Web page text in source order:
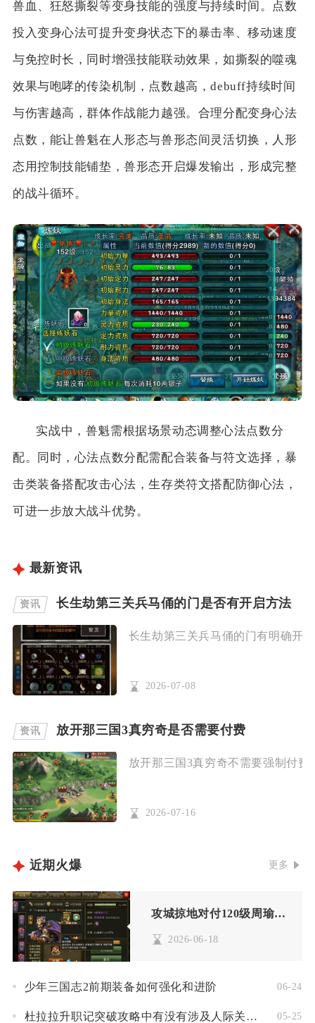
兽血、狂怒撕裂等变身技能的强度与持续时间。点数
投入变身心法可提升变身状态下的暴击率、移动速度
与免控时长，同时增强技能联动效果，如撕裂的噬魂
效果与咆哮的传染机制，点数越高，debuff持续时间
与伤害越高，群体作战能力越强。合理分配变身心法
点数，能让兽魁在人形态与兽形态间灵活切换，人形
态用控制技能铺垫，兽形态开启爆发输出，形成完整
的战斗循环。
实战中，兽魁需根据场景动态调整心法点数分
配。同时，心法点数分配需配合装备与符文选择，暴
击类装备搭配攻击心法，生存类符文搭配防御心法，
可进一步放大战斗优势。
最新资讯
资讯 长生劫第三关兵马俑的门是否有开启方法
长生劫第三关兵马俑的门有明确开
2026-07-08
资讯 放开那三国3真穷奇是否需要付费
放开那三国3真穷奇不需要强制付
2026-07-16
近期火爆 更多
攻城掠地对付120级周瑜的攻略是什么
2026-06-18
少年三国志2前期装备如何强化和进阶 06-24
杜拉拉升职记突破攻略中有没有涉及人际关系的建议 05-25